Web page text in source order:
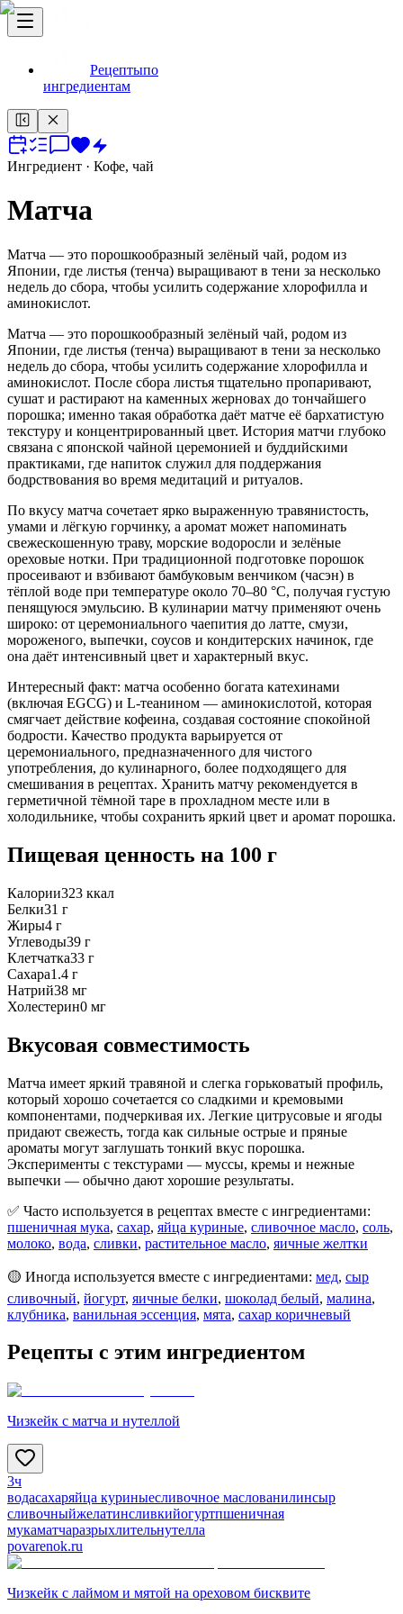
Рецептыпо
ингредиентам
Ингредиент · Кофе, чай
Матча
Матча — это порошкообразный зелёный чай, родом из
Японии, где листья (тенча) выращивают в тени за несколько
недель до сбора, чтобы усилить содержание хлорофилла и
аминокислот.
Матча — это порошкообразный зелёный чай, родом из
Японии, где листья (тенча) выращивают в тени за несколько
недель до сбора, чтобы усилить содержание хлорофилла и
аминокислот. После сбора листья тщательно пропаривают,
сушат и растирают на каменных жерновах до тончайшего
порошка; именно такая обработка даёт матче её бархатистую
текстуру и концентрированный цвет. История матчи глубоко
связана с японской чайной церемонией и буддийскими
практиками, где напиток служил для поддержания
бодрствования во время медитаций и ритуалов.
По вкусу матча сочетает ярко выраженную травянистость,
умами и лёгкую горчинку, а аромат может напоминать
свежескошенную траву, морские водоросли и зелёные
ореховые нотки. При традиционной подготовке порошок
просеивают и взбивают бамбуковым венчиком (часэн) в
тёплой воде при температуре около 70–80 °C, получая густую
пенящуюся эмульсию. В кулинарии матчу применяют очень
широко: от церемониального чаепития до латте, смузи,
мороженого, выпечки, соусов и кондитерских начинок, где
она даёт интенсивный цвет и характерный вкус.
Интересный факт: матча особенно богата катехинами
(включая EGCG) и L‑теанином — аминокислотой, которая
смягчает действие кофеина, создавая состояние спокойной
бодрости. Качество продукта варьируется от
церемониального, предназначенного для чистого
употребления, до кулинарного, более подходящего для
смешивания в рецептах. Хранить матчу рекомендуется в
герметичной тёмной таре в прохладном месте или в
холодильнике, чтобы сохранить яркий цвет и аромат порошка.
Пищевая ценность на 100 г
Калории323 ккал
Белки31 г
Жиры4 г
Углеводы39 г
Клетчатка33 г
Сахара1.4 г
Натрий38 мг
Холестерин0 мг
Вкусовая совместимость
Матча имеет яркий травяной и слегка горьковатый профиль,
который хорошо сочетается со сладкими и кремовыми
компонентами, подчеркивая их. Легкие цитрусовые и ягоды
придают свежесть, тогда как сильные острые и пряные
ароматы могут заглушать тонкий вкус порошка.
Эксперименты с текстурами — муссы, кремы и нежные
выпечки — обычно дают хорошие результаты.
✅ Часто используется в рецептах вместе с ингредиентами:
пшеничная мука, сахар, яйца куриные, сливочное масло, соль,
молоко, вода, сливки, растительное масло, яичные желтки
🟡 Иногда используется вместе с ингредиентами: мед, сыр
сливочный, йогурт, яичные белки, шоколад белый, малина,
клубника, ванильная эссенция, мята, сахар коричневый
Рецепты с этим ингредиентом
Чизкейк с матча и нутеллой
3ч
водасахаряйца куриныесливочное маслованилинсыр
сливочныйжелатинсливкийогуртпшеничная
мукаматчаразрыхлительнутелла
povarenok.ru
Чизкейк с лаймом и мятой на ореховом бисквите